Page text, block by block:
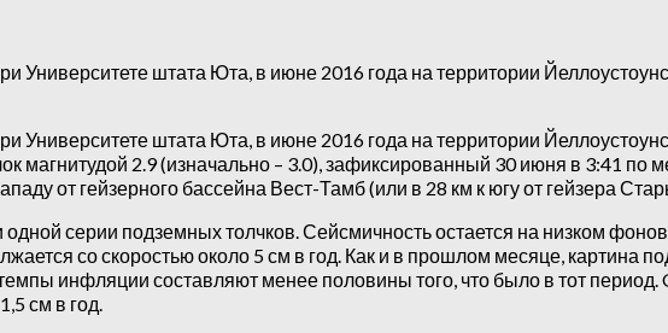
Университете штата Юта, в июне 2016 года на территории
Университете штата Юта, в июне 2016 года на территории
2.9 (изначально – 3.0), зафиксированный 30 июня в 3:41 по
от гейзерного бассейна Вест-Тамб (или в 28 км к югу от гейзера
серии подземных толчков. Сейсмичность остается на низком
со скоростью около 5 см в год. Как и в прошлом месяце, картина
инфляции составляют менее половины того, что было в тот
см в год.